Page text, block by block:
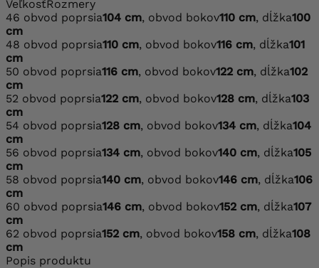
VeľkosťRozmery
46 obvod poprsia104 cm, obvod bokov110 cm, dĺžka100
cm
48 obvod poprsia110 cm, obvod bokov116 cm, dĺžka101
cm
50 obvod poprsia116 cm, obvod bokov122 cm, dĺžka102
cm
52 obvod poprsia122 cm, obvod bokov128 cm, dĺžka103
cm
54 obvod poprsia128 cm, obvod bokov134 cm, dĺžka104
cm
56 obvod poprsia134 cm, obvod bokov140 cm, dĺžka105
cm
58 obvod poprsia140 cm, obvod bokov146 cm, dĺžka106
cm
60 obvod poprsia146 cm, obvod bokov152 cm, dĺžka107
cm
62 obvod poprsia152 cm, obvod bokov158 cm, dĺžka108
cm
Popis produktu